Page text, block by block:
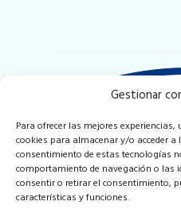
Gestionar
Para ofrecer las mejores
cookies para almacenar y/o acceder
consentimiento de estas tecnologías
comportamiento de navegación o las
consentir o retirar el consentimiento,
características y funciones.
Puerto Deportivo y
Local 2-3 Muelle de Ribera
08912 Badalona
Espana